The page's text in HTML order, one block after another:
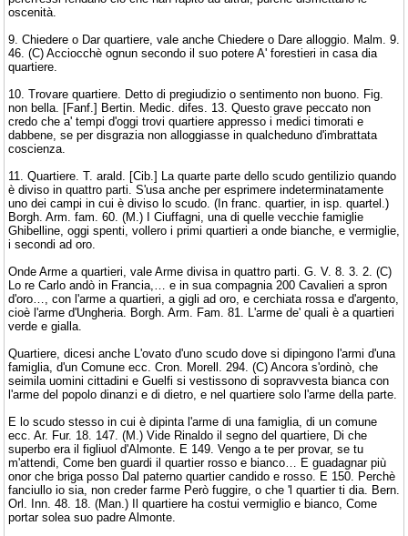
oscenità.
9. Chiedere o Dar quartiere, vale anche Chiedere o Dare alloggio. Malm. 9.
46. (C) Acciocchè ognun secondo il suo potere A' forestieri in casa dia
quartiere.
10. Trovare quartiere. Detto di pregiudizio o sentimento non buono. Fig.
non bella. [Fanf.] Bertin. Medic. difes. 13. Questo grave peccato non
credo che a' tempi d'oggi trovi quartiere appresso i medici timorati e
dabbene, se per disgrazia non alloggiasse in qualcheduno d'imbrattata
coscienza.
11. Quartiere. T. arald. [Cib.] La quarte parte dello scudo gentilizio quando
è diviso in quattro parti. S'usa anche per esprimere indeterminatamente
uno dei campi in cui è diviso lo scudo. (In franc. quartier, in isp. quartel.)
Borgh. Arm. fam. 60. (M.) I Ciuffagni, una di quelle vecchie famiglie
Ghibelline, oggi spenti, vollero i primi quartieri a onde bianche, e vermiglie,
i secondi ad oro.
Onde Arme a quartieri, vale Arme divisa in quattro parti. G. V. 8. 3. 2. (C)
Lo re Carlo andò in Francia,… e in sua compagnia 200 Cavalieri a spron
d'oro…, con l'arme a quartieri, a gigli ad oro, e cerchiata rossa e d'argento,
cioè l'arme d'Ungheria. Borgh. Arm. Fam. 81. L'arme de' quali è a quartieri
verde e gialla.
Quartiere, dicesi anche L'ovato d'uno scudo dove si dipingono l'armi d'una
famiglia, d'un Comune ecc. Cron. Morell. 294. (C) Ancora s'ordinò, che
seimila uomini cittadini e Guelfi si vestissono di sopravvesta bianca con
l'arme del popolo dinanzi e di dietro, e nel quartiere solo l'arme della parte.
E lo scudo stesso in cui è dipinta l'arme di una famiglia, di un comune
ecc. Ar. Fur. 18. 147. (M.) Vide Rinaldo il segno del quartiere, Di che
superbo era il figliuol d'Almonte. E 149. Vengo a te per provar, se tu
m'attendi, Come ben guardi il quartier rosso e bianco… E guadagnar più
onor che briga posso Dal paterno quartier candido e rosso. E 150. Perchè
fanciullo io sia, non creder farme Però fuggire, o che 'l quartier ti dia. Bern.
Orl. Inn. 48. 18. (Man.) Il quartiere ha costui vermiglio e bianco, Come
portar solea suo padre Almonte.